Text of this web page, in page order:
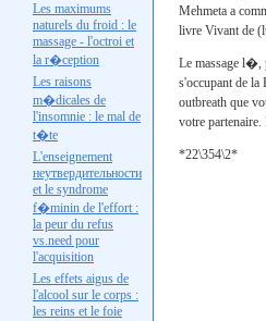
Les maximums
naturels du froid : le
massage - l'octroi et
la r�ception
Les raisons
m�dicales de
l'insomnie : le mal de
t�te
L'enseignement
неутвердительности
et le syndrome
f�minin de l'effort :
la peur du refus
vs.need pour
l'acquisition
Les effets aigus de
l'alcool sur le corps :
les reins et le foie
Mehmeta a
livre Vivant de
Le massage l�,
s'occupant de la
outbreath que
votre
*22\354\2*